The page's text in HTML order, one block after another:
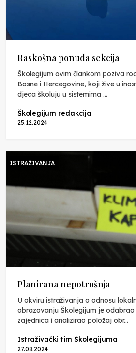
Raskošna ponuda sekcija
Školegijum ovim člankom poziva
Bosne i Hercegovine, koji žive u
djeca školuju u sistemima ...
Školegijum redakcija
25.12.2024
ISTRAŽIVANJA
Planirana nepotrošnja
U okviru istraživanja o odnosu
obrazovanju Školegijum je
zajednica i analizirao položaj obr...
Istraživački tim Školegijuma
27.08.2024